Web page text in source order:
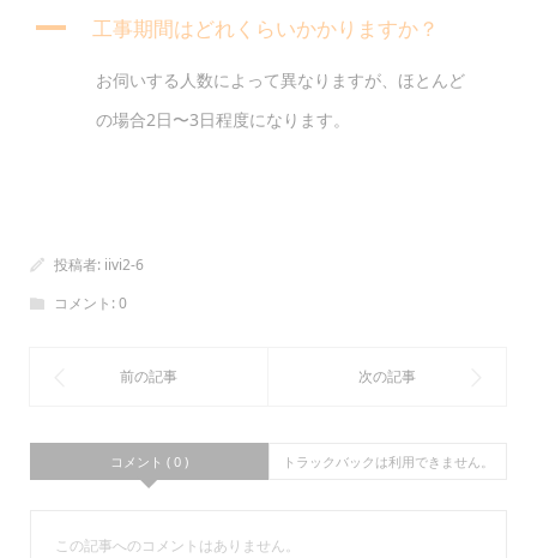
A 工事期間はどれくらいかかりますか？
お伺いする人数によって異なりますが、ほとんど
の場合2日〜3日程度になります。
投稿者: iivi2-6
コメント: 0
コメント ( 0 ) トラックバックは利用できません。
この記事へのコメントはありません。